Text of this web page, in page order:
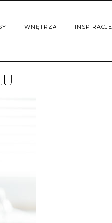
WNĘTRZA INSPIRACJE